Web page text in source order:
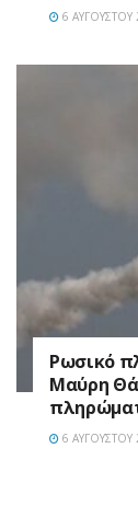
6 ΑΥΓΟΎΣΤΟΥ
Ρωσικό
Μαύρη
6 ΑΥΓΟΎΣΤΟΥ